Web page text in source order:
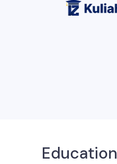
Education